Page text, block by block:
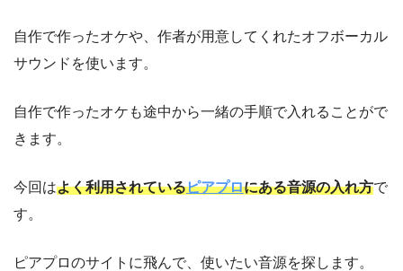
自作で作ったオケや、作者が用意してくれたオフボーカル
サウンドを使います。
自作で作ったオケも途中から一緒の手順で入れることがで
きます。
今回はよく利用されているピアプロにある音源の入れ方で
す。
ピアプロのサイトに飛んで、使いたい音源を探します。